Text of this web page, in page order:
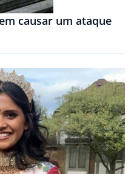
causar um ataque